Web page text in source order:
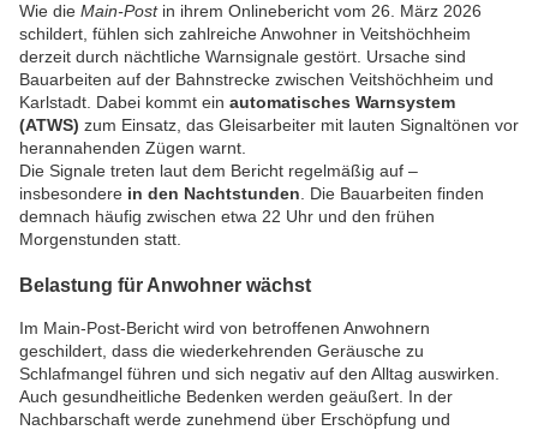
Wie die Main-Postin ihrem Onlinebericht vom 26. März 2026
schildert, fühlen sich zahlreiche Anwohner in Veitshöchheim
derzeit durch nächtliche Warnsignale gestört. Ursache sind
Bauarbeiten auf der Bahnstrecke zwischen Veitshöchheim und
Karlstadt. Dabei kommt ein automatisches Warnsystem
(ATWS) zum Einsatz, das Gleisarbeiter mit lauten Signaltönen vor
herannahenden Zügen warnt.
Die Signale treten laut dem Bericht regelmäßig auf –
insbesondere in den Nachtstunden . Die Bauarbeiten finden
demnach häufig zwischen etwa 22 Uhr und den frühen
Morgenstunden statt.
Belastung für Anwohner wächst
Im Main-Post-Bericht wird von betroffenen Anwohnern
geschildert, dass die wiederkehrenden Geräusche zu
Schlafmangel führen und sich negativ auf den Alltag auswirken.
Auch gesundheitliche Bedenken werden geäußert. In der
Nachbarschaft werde zunehmend über Erschöpfung und